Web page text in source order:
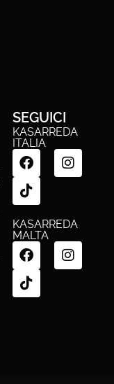
SEGUICI
KASARREDA
ITALIA
F
a
c
e
o
o
k
I
n
g
r
a
m
T
i
k
t
k
KASARREDA
MALTA
F
a
c
e
I
n
T
i
k
t